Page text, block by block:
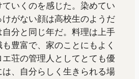
いくのを感じた。染めてい
がない顔は高校生のようだ
分と同じ年だ。料理は上手
豊富で、家のことにもよく
荘の管理人としてとても優
、自分らしく生きられる場